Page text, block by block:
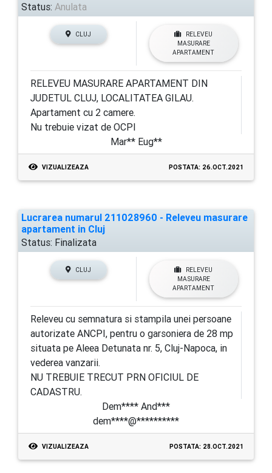
Status: Anulata
CLUJ
RELEVEU
MASURARE
APARTAMENT
RELEVEU MASURARE APARTAMENT DIN
JUDETUL CLUJ, LOCALITATEA GILAU.
Apartament cu 2 camere.
Nu trebuie vizat de OCPI
Mar** Eug**
VIZUALIZEAZA POSTATA: 26.OCT.2021
Lucrarea numarul 211028960 - Releveu masurare
apartament in Cluj
Status: Finalizata
CLUJ
RELEVEU
MASURARE
APARTAMENT
Releveu cu semnatura si stampila unei persoane
autorizate ANCPI, pentru o garsoniera de 28 mp
situata pe Aleea Detunata nr. 5, Cluj-Napoca, in
vederea vanzarii.
NU TREBUIE TRECUT PRN OFICIUL DE
CADASTRU.
Dem**** And***
dem****@**********
VIZUALIZEAZA POSTATA: 28.OCT.2021